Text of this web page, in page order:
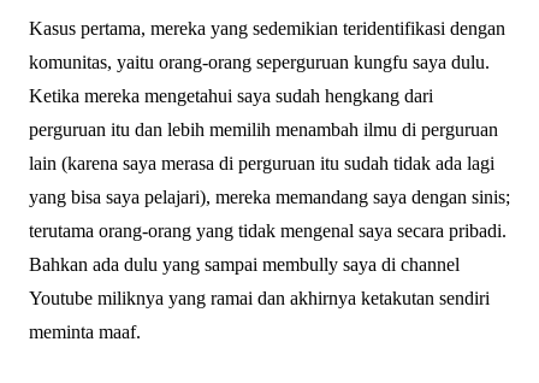
Kasus pertama, mereka yang sedemikian teridentifikasi dengan
komunitas, yaitu orang-orang seperguruan kungfu saya dulu.
Ketika mereka mengetahui saya sudah hengkang dari
perguruan itu dan lebih memilih menambah ilmu di perguruan
lain (karena saya merasa di perguruan itu sudah tidak ada lagi
yang bisa saya pelajari), mereka memandang saya dengan sinis;
terutama orang-orang yang tidak mengenal saya secara pribadi.
Bahkan ada dulu yang sampai membully saya di channel
Youtube miliknya yang ramai dan akhirnya ketakutan sendiri
meminta maaf.